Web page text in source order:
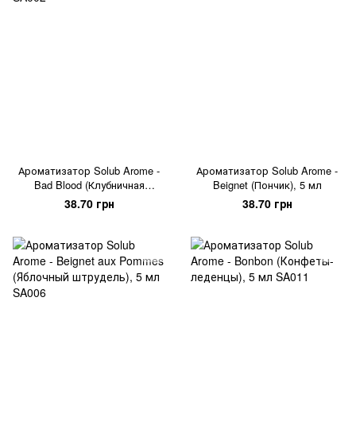
Ароматизатор Solub Arome -
Bad Blood (Клубничная
конфета), 5 мл
38.70 грн
Ароматизатор Solub Arome -
Beignet (Пончик), 5 мл
38.70 грн